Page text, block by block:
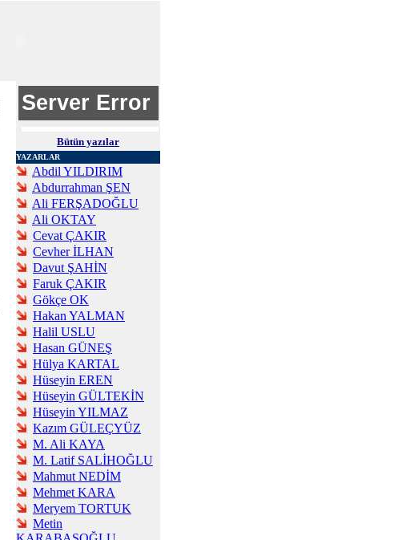
Bütün yazılar
YAZARLAR
Abdil YILDIRIM
Abdurrahman ŞEN
Ali FERŞADOĞLU
Ali OKTAY
Cevat ÇAKIR
Cevher İLHAN
Davut ŞAHİN
Faruk ÇAKIR
Gökçe OK
Hakan YALMAN
Halil USLU
Hasan GÜNEŞ
Hülya KARTAL
Hüseyin EREN
Hüseyin GÜLTEKİN
Hüseyin YILMAZ
Kazım GÜLEÇYÜZ
M. Ali KAYA
M. Latif SALİHOĞLU
Mahmut NEDİM
Mehmet KARA
Meryem TORTUK
Metin